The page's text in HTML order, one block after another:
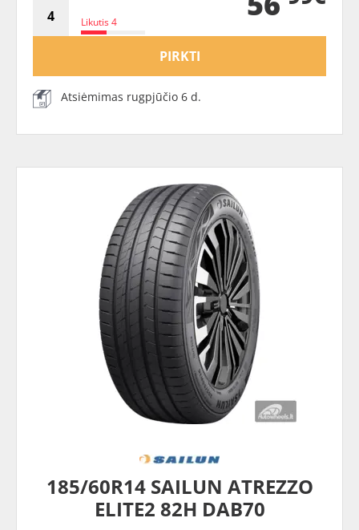
Likutis 4
PIRKTI
Atsiėmimas rugpjūčio 6 d.
185/60R14 SAILUN ATREZZO
ELITE2 82H DAB70